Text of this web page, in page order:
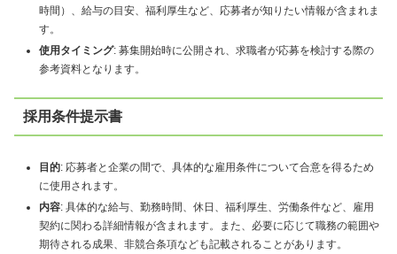
時間）、給与の目安、福利厚生など、応募者が知りたい情報が含まれま
す。
使用タイミング: 募集開始時に公開され、求職者が応募を検討する際の
参考資料となります。
採用条件提示書
目的: 応募者と企業の間で、具体的な雇用条件について合意を得るため
に使用されます。
内容: 具体的な給与、勤務時間、休日、福利厚生、労働条件など、雇用
契約に関わる詳細情報が含まれます。また、必要に応じて職務の範囲や
期待される成果、非競合条項なども記載されることがあります。